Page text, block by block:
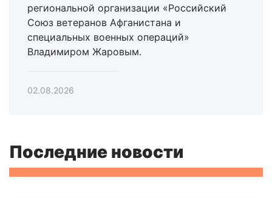
региональной организации «Российский
Союз ветеранов Афганистана и
специальных военных операций»
Владимиром Жаровым.
02.08.2026
Последние новости